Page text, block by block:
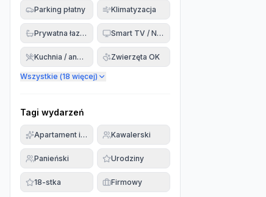
Parking płatny Klimatyzacja
Prywatna łazienka Smart TV / Netflix
Kuchnia / aneks Zwierzęta OK
Wszystkie (18 więcej)
Tagi wydarzeń
Apartament imprezowyKawalerski
Panieński Urodziny
18-stka Firmowy